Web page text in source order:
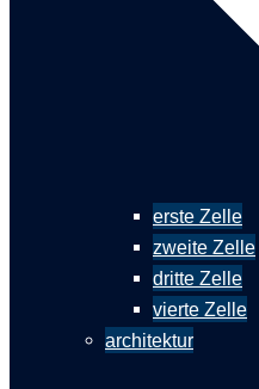
erste Zelle
zweite Zelle
dritte Zelle
vierte Zelle
architektur